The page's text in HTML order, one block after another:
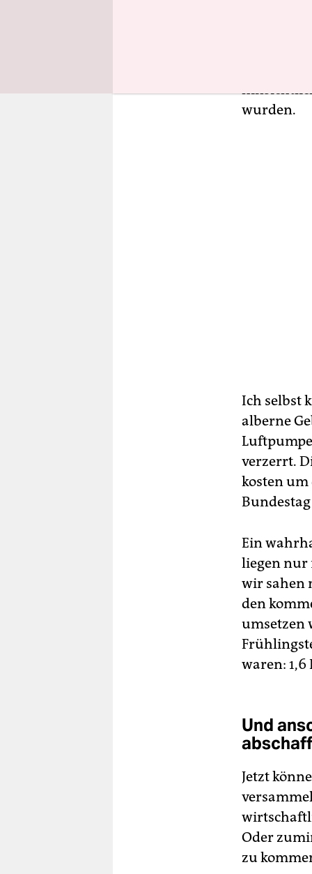
heraus
wurden.
Ich selbst
alberne
verzerrt.
kosten
Ein
liegen nur
wir sahen
den
umsetzen
waren:
Und
Jetzt
Oder
zu